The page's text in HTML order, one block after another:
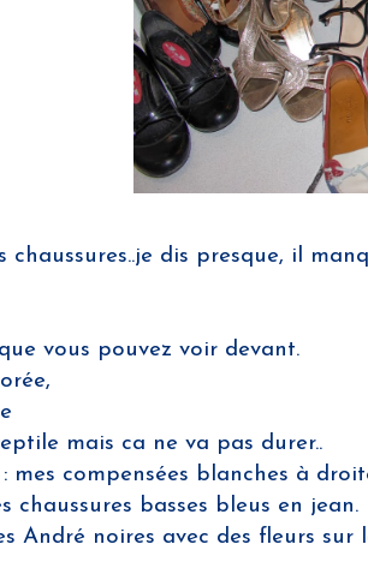
chaussures..je dis presque, il
vous pouvez voir devant.
mais ca ne va pas durer..
compensées blanches à
chaussures basses bleus en jean.
André noires avec des fleurs sur